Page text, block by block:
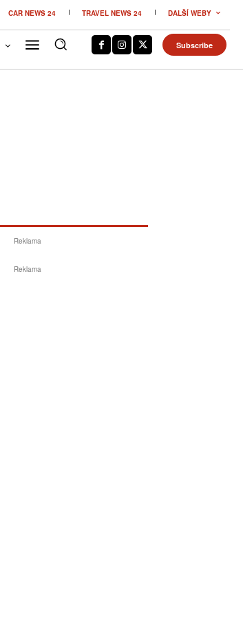
CAR NEWS 24 TRAVEL NEWS 24 DALŠÍ WEBY
Subscribe
Reklama
Reklama